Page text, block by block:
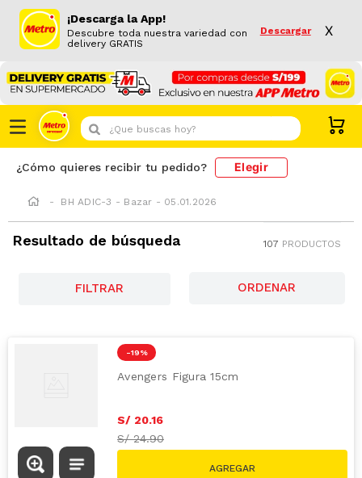
¡Descarga la App!
Descubre toda nuestra variedad con
delivery GRATIS
Descargar X
¿Que buscas hoy?
¿Cómo quieres recibir tu pedido? Elegir
BH ADIC-3 - Bazar - 05.01.2026
Resultado de búsqueda 107 PRODUCTOS
FILTRAR
-19 %
Avengers Figura 15cm
S/ 20.16
S/24.90